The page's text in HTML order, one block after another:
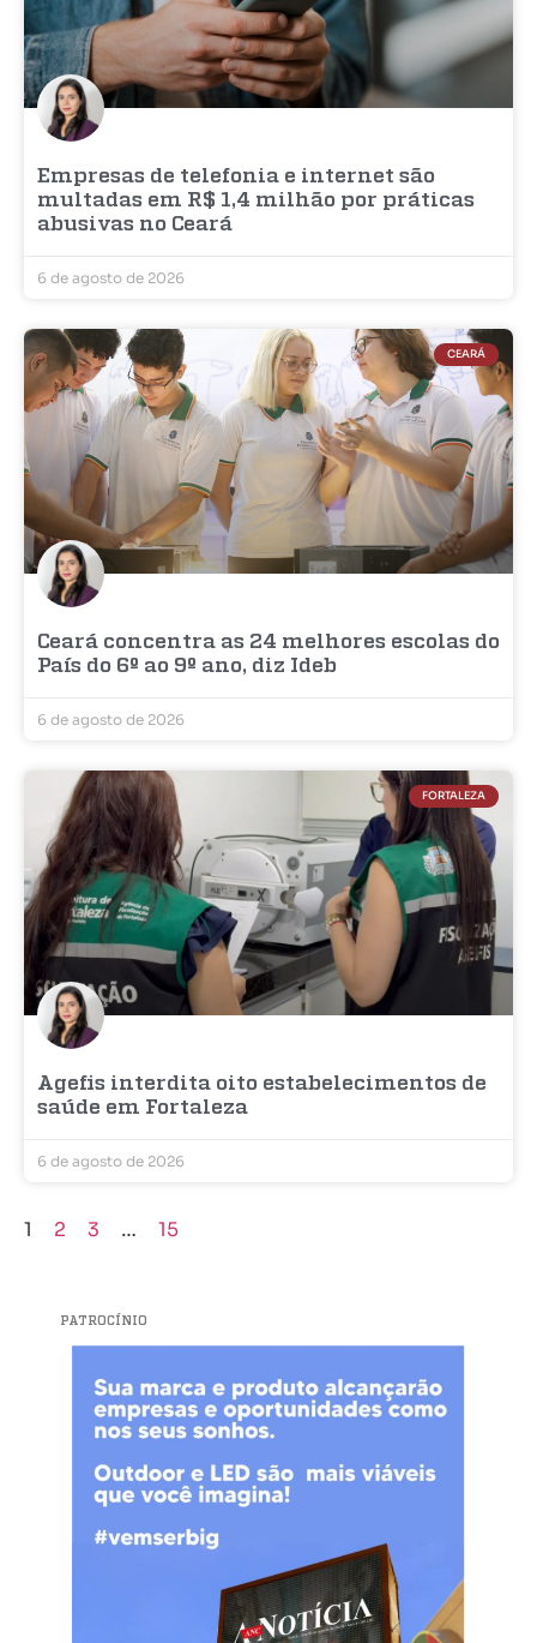
Empresas de telefonia e internet são
multadas em R$ 1,4 milhão por práticas
abusivas no Ceará
6 de agosto de 2026
CEARÁ
Ceará concentra as 24 melhores escolas do
País do 6º ao 9º ano, diz Ideb
6 de agosto de 2026
FORTALEZA
Agefis interdita oito estabelecimentos de
saúde em Fortaleza
6 de agosto de 2026
1 2 3 … 15
PATROCÍNIO